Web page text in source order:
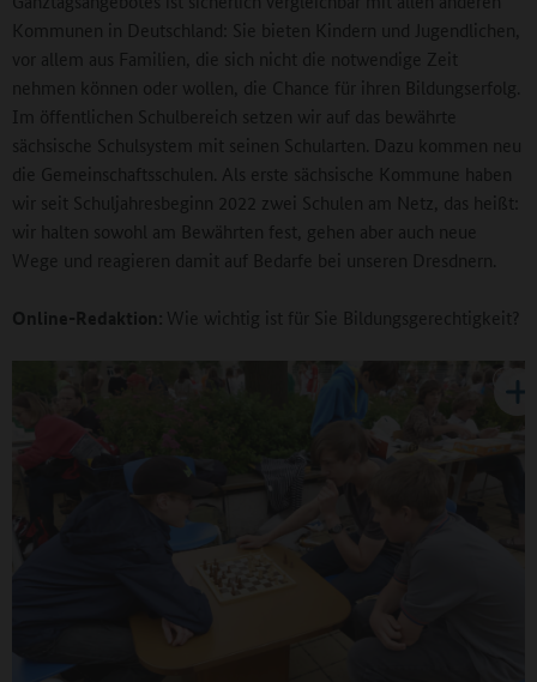
Kommunen in Deutschland: Sie bieten Kindern und Jugendlichen,
vor allem aus Familien, die sich nicht die notwendige Zeit
nehmen können oder wollen, die Chance für ihren Bildungserfolg.
Im öffentlichen Schulbereich setzen wir auf das bewährte
sächsische Schulsystem mit seinen Schularten. Dazu kommen neu
die Gemeinschaftsschulen. Als erste sächsische Kommune haben
wir seit Schuljahresbeginn 2022 zwei Schulen am Netz, das heißt:
wir halten sowohl am Bewährten fest, gehen aber auch neue
Wege und reagieren damit auf Bedarfe bei unseren Dresdnern.
Online-Redaktion: Wie wichtig ist für Sie Bildungsgerechtigkeit?